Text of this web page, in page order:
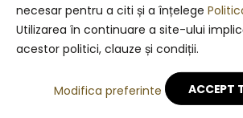
necesar pentru a citi și a înțelege
Utilizarea în continuare a site-ului
acestor politici, clauze și condiții.
Modifica preferinte ACCEPT